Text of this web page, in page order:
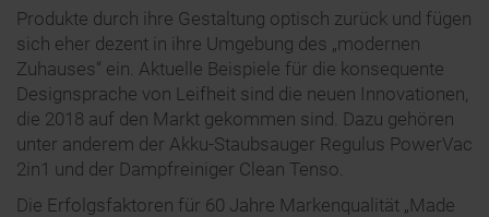
Produkte durch ihre Gestaltung optisch zurück und fügen
sich eher dezent in ihre Umgebung des „modernen
Zuhauses“ ein. Aktuelle Beispiele für die konsequente
Designsprache von Leifheit sind die neuen Innovationen,
die 2018 auf den Markt gekommen sind. Dazu gehören
unter anderem der Akku-Staubsauger Regulus PowerVac
2in1 und der Dampfreiniger Clean Tenso.
Die Erfolgsfaktoren für 60 Jahre Markenqualität „Made